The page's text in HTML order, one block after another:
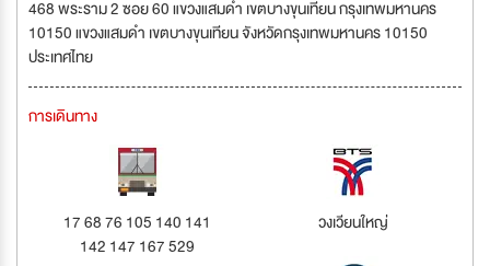
468 พระราม 2 ซอย 60 แขวงแสมดำ เขตบางขุนเทียน กรุงเทพมหานคร
10150 แขวงแสมดำ เขตบางขุนเทียน จังหวัดกรุงเทพมหานคร 10150
ประเทศไทย
การเดินทาง
17 68 76 105 140 141
142 147 167 529
วงเวียนใหญ่